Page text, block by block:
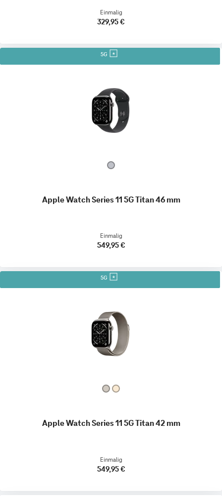
Einmalig
329,95 €
5G
Apple Watch Series 11 5G Titan 46 mm
Einmalig
549,95 €
5G
Apple Watch Series 11 5G Titan 42 mm
Einmalig
549,95 €